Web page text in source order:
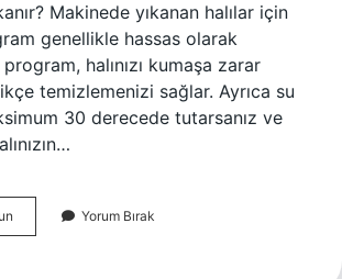
Makinede yıkanan halılar için
genellikle hassas olarak
program, halınızı kumaşa zarar
temizlemenizi sağlar. Ayrıca su
30 derecede tutarsanız ve
Makinede
Halı
Yorum Bırak